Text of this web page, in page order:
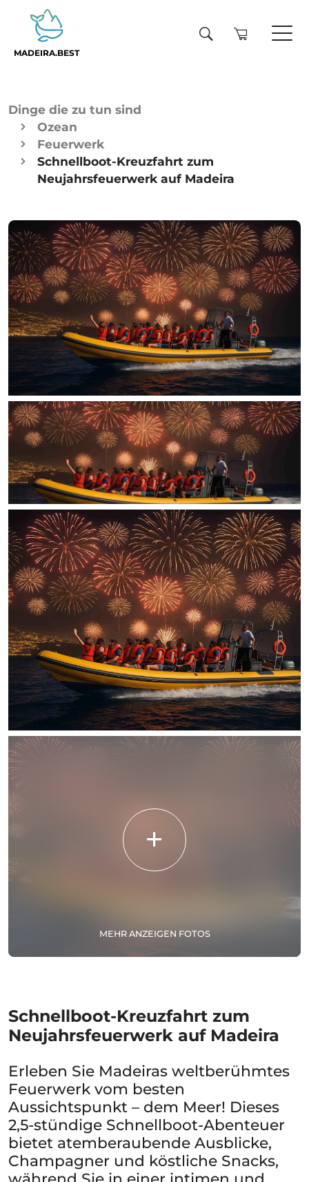
MADEIRA.BEST
Dinge die zu tun sind
Ozean
Feuerwerk
Schnellboot-Kreuzfahrt zum
Neujahrsfeuerwerk auf Madeira
MEHR ANZEIGEN FOTOS
Schnellboot-Kreuzfahrt zum
Neujahrsfeuerwerk auf Madeira
Erleben Sie Madeiras weltberühmtes
Feuerwerk vom besten
Aussichtspunkt – dem Meer! Dieses
2,5-stündige Schnellboot-Abenteuer
bietet atemberaubende Ausblicke,
Champagner und köstliche Snacks,